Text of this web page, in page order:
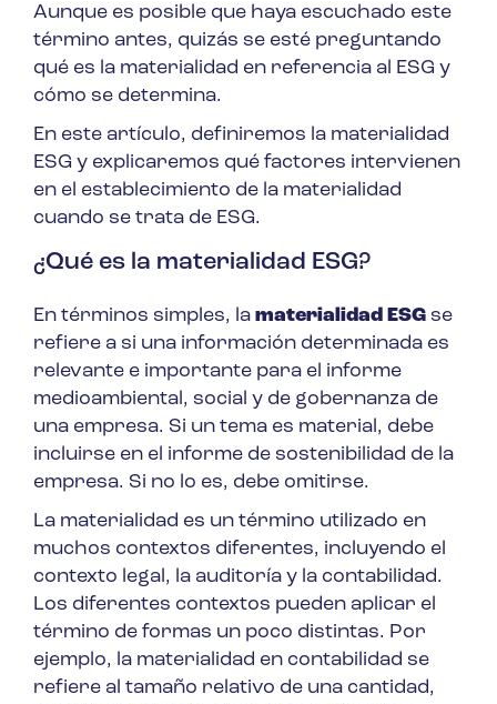
Aunque es posible que haya escuchado este
término antes, quizás se esté preguntando
qué es la materialidad en referencia al ESG y
cómo se determina.
En este artículo, definiremos la materialidad
ESG y explicaremos qué factores intervienen
en el establecimiento de la materialidad
cuando se trata de ESG.
¿Qué es la materialidad ESG?
En términos simples, la materialidad ESG se
refiere a si una información determinada es
relevante e importante para el informe
medioambiental, social y de gobernanza de
una empresa. Si un tema es material, debe
incluirse en el informe de sostenibilidad de la
empresa. Si no lo es, debe omitirse.
La materialidad es un término utilizado en
muchos contextos diferentes, incluyendo el
contexto legal, la auditoría y la contabilidad.
Los diferentes contextos pueden aplicar el
término de formas un poco distintas. Por
ejemplo, la materialidad en contabilidad se
refiere al tamaño relativo de una cantidad,